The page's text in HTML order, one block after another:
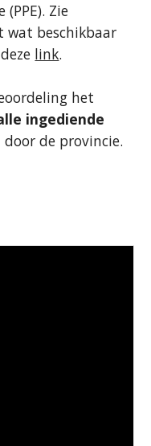
Zie
wat beschikbaar
link.
het
ingediende
de provincie.